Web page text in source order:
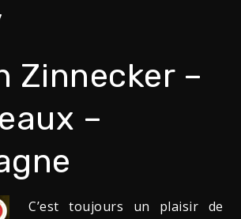
Zinnecker –
–
C’est toujours un plaisir de